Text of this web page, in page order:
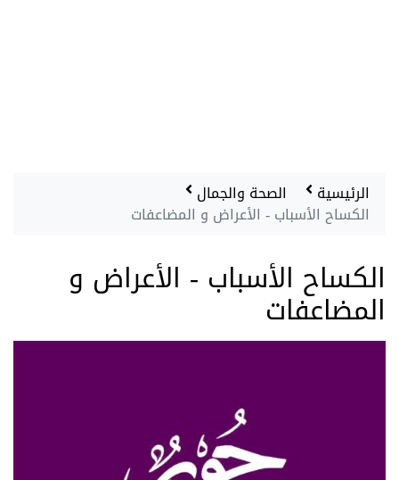
الرئيسية الصحة والجمال
الكساح الأسباب - الأعراض و المضاعفات
الكساح الأسباب - الأعراض و
المضاعفات